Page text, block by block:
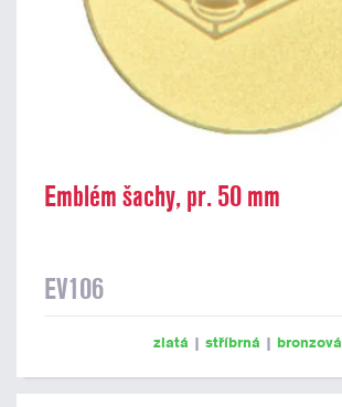
Emblém šachy, pr. 50 mm
EV106
zlatá | stříbrná | bronzová